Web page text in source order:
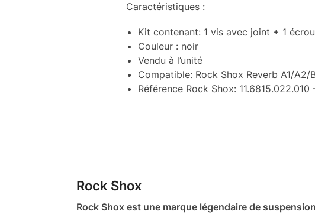
Caractéristiques :
Kit contenant: 1 vis avec joint + 1
Couleur : noir
Vendu à l’unité
Compatible: Rock Shox Reverb A1/A2/
Référence Rock Shox:
Rock Shox
Rock Shox est une marque légendaire de